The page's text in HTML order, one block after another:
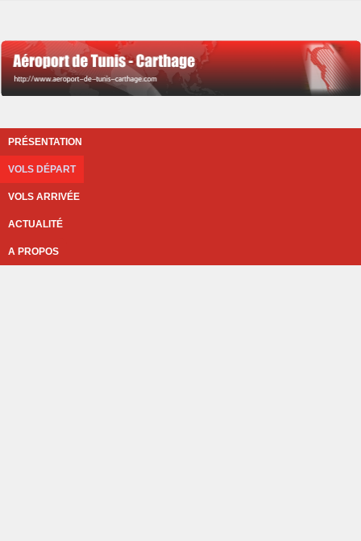
PRÉSENTATION
VOLS DÉPART
VOLS ARRIVÉE
ACTUALITÉ
A PROPOS